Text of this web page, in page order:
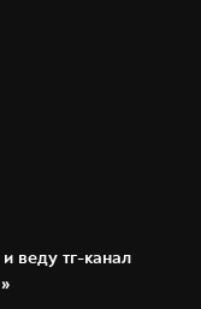
веду тг-канал